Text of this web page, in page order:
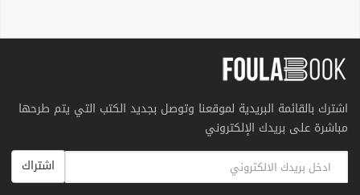
اشترك بالقائمة البريدية لموقعنا وتوصل بجديد الكتب التي يتم طرحها
مباشرة على بريدك الإلكتروني
اشتراك